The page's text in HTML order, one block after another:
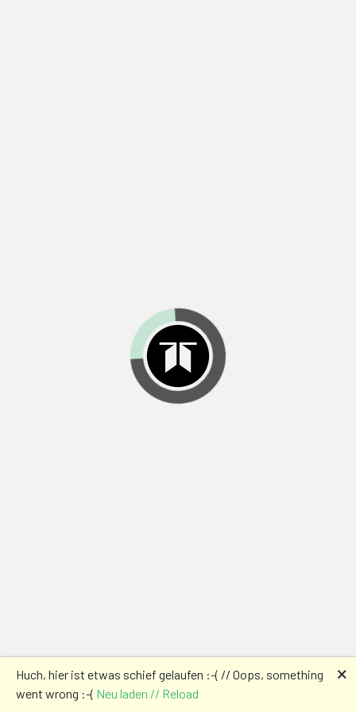
Huch, hier ist etwas schief gelaufen :-( // Oops, something
went wrong :-( Neu laden // Reload
🗙